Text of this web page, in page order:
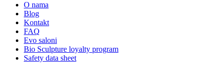
O nama
Blog
Kontakt
FAQ
Evo saloni
Bio Sculpture loyalty program
Safety data sheet